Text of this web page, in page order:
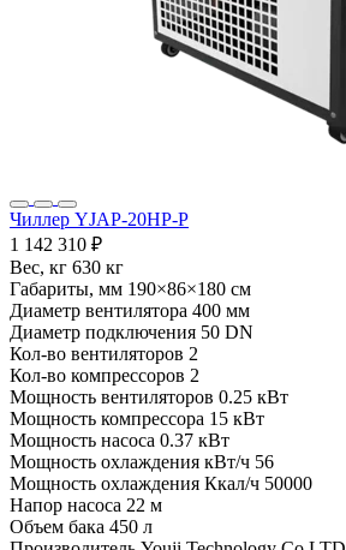
Чиллер YJAP-20HP-P
1 142 310 ₽
Вес, кг 630 кг
Габариты, мм 190×86×180 см
Диаметр вентилятора 400 мм
Диаметр подключения 50 DN
Кол-во вентиляторов 2
Кол-во компрессоров 2
Мощность вентиляторов 0.25 кВт
Мощность компрессора 15 кВт
Мощность насоса 0.37 кВт
Мощность охлаждения кВт/ч 56
Мощность охлаждения Ккал/ч 50000
Напор насоса 22 м
Объем бака 450 л